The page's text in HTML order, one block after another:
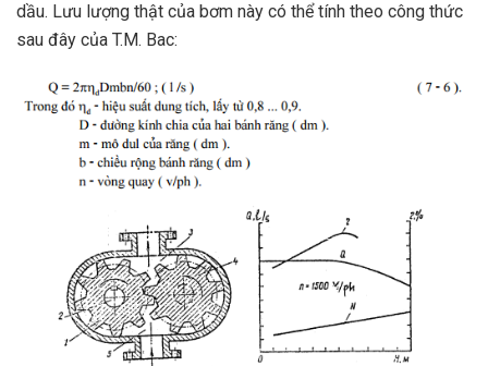
dầu. Lưu lượng thật của bơm này có thể tính theo công thức
sau đây của T.M. Bac: